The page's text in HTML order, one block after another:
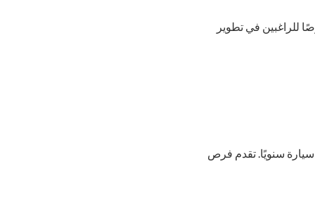
للراغبين في تطوير
سيارة سنويًا. تقدم فرص